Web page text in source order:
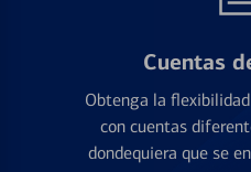
Cuentas
Obtenga la
con cuentas
dondequiera que se